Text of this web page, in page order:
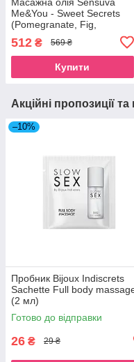
Me&You - Sweet Secrets
(Pomegranate, Fig,
Coconut & Plumeria) 59 мл
SO9832
512 ₴ 569 ₴
Купити
Акційні пропозиції
–10%
Пробник Bijoux Indiscrets
Sachette Full body
(2 мл)
Готово до відправки
26 ₴ 29 ₴